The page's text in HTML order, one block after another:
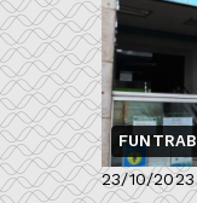
FUNTRAB
23/10/2023